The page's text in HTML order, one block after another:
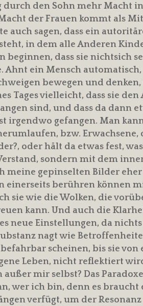
den Sohn mehr Macht
der Frauen kommt als
auch sagen, dass ein
in dem alle Anderen
dass sie nichtsich
Ahnt ein Mensch
bewegen und
Tages vielleicht, dass sie
sind, und dass da dann
irgendwo gefangen. Man
bzw.
oder hält da etwas fest,
sondern mit dem
meine gepinselten Bilder
einerseits berühren können
sie wie die Wolken, die
kann. Und auch die
neue Einstellungen, da
nagt wie
scheinen, bis sie
Leben, nicht reflektiert
mir selbst? Das
wer ich bin, denn es braucht
verfügt, um der